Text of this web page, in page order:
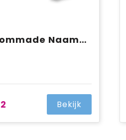
Custommade Naambadge RVS Brushed
Bekijk